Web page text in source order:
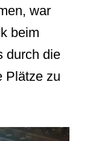
war
beim
durch die
Plätze zu